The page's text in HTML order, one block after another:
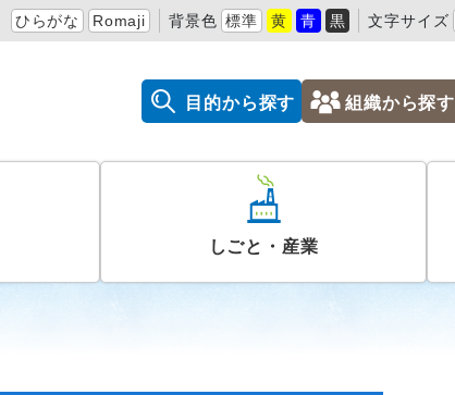
ひらがな Romaji 背景色 標準 黄 青 黒 文字サイズ
目的から探す 組織から探す
しごと・産業